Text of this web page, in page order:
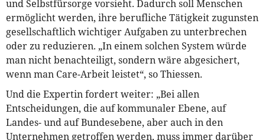
und Selbstfürsorge vorsieht. Dadurch soll Menschen
ermöglicht werden, ihre berufliche Tätigkeit zugunsten
gesellschaftlich wichtiger Aufgaben zu unterbrechen
oder zu reduzieren. „In einem solchen System würde
man nicht benachteiligt, sondern wäre abgesichert,
wenn man Care-Arbeit leistet“, so Thiessen.
Und die Expertin fordert weiter: „Bei allen
Entscheidungen, die auf kommunaler Ebene, auf
Landes- und auf Bundesebene, aber auch in den
Unternehmen getroffen werden, muss immer darüber